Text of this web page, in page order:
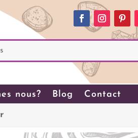
nous? Blog Contact